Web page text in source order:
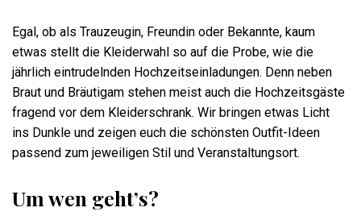
Egal, ob als Trauzeugin, Freundin oder Bekannte, kaum
etwas stellt die Kleiderwahl so auf die Probe, wie die
jährlich eintrudelnden Hochzeitseinladungen. Denn neben
Braut und Bräutigam stehen meist auch die Hochzeitsgäste
fragend vor dem Kleiderschrank. Wir bringen etwas Licht
ins Dunkle und zeigen euch die schönsten Outfit-Ideen
passend zum jeweiligen Stil und Veranstaltungsort.
Um wen geht’s?